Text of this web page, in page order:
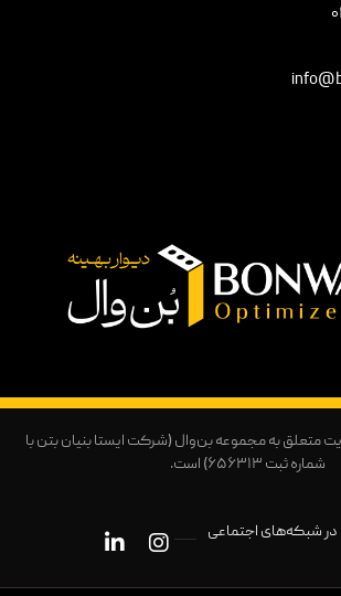
متعلق به مجموعه بن‌وال (شرکت ایستا بنیان بتن با
شماره ثبت ۶۵۶۳۱۳) است.
در شبکه‌های اجتماعی